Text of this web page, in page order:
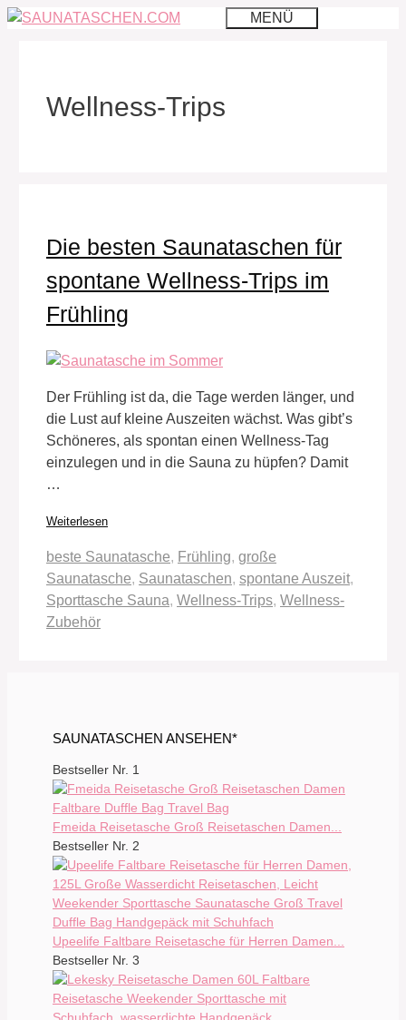
Zum
MENÜ
Wellness-Trips
Die besten Saunataschen für
spontane Wellness-Trips im
Frühling
Der Frühling ist da, die Tage werden länger, und
die Lust auf kleine Auszeiten wächst. Was gibt’s
Schöneres, als spontan einen Wellness-Tag
einzulegen und in die Sauna zu hüpfen? Damit
…
Weiterlesen
Schlagwörter
beste Saunatasche, Frühling, große
Saunatasche, Saunataschen, spontane Auszeit,
Sporttasche Sauna, Wellness-Trips, Wellness-
Zubehör
SAUNATASCHEN ANSEHEN*
Bestseller Nr. 1
Fmeida Reisetasche Groß Reisetaschen Damen...
Bestseller Nr. 2
Upeelife Faltbare Reisetasche für Herren Damen...
Bestseller Nr. 3